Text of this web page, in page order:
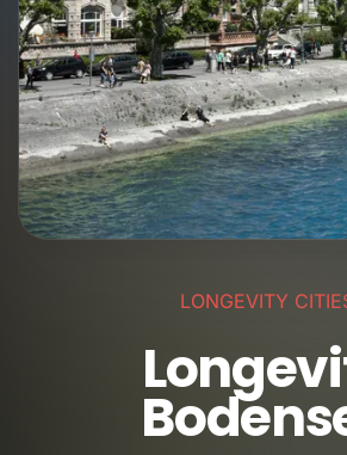
LONGEVITY